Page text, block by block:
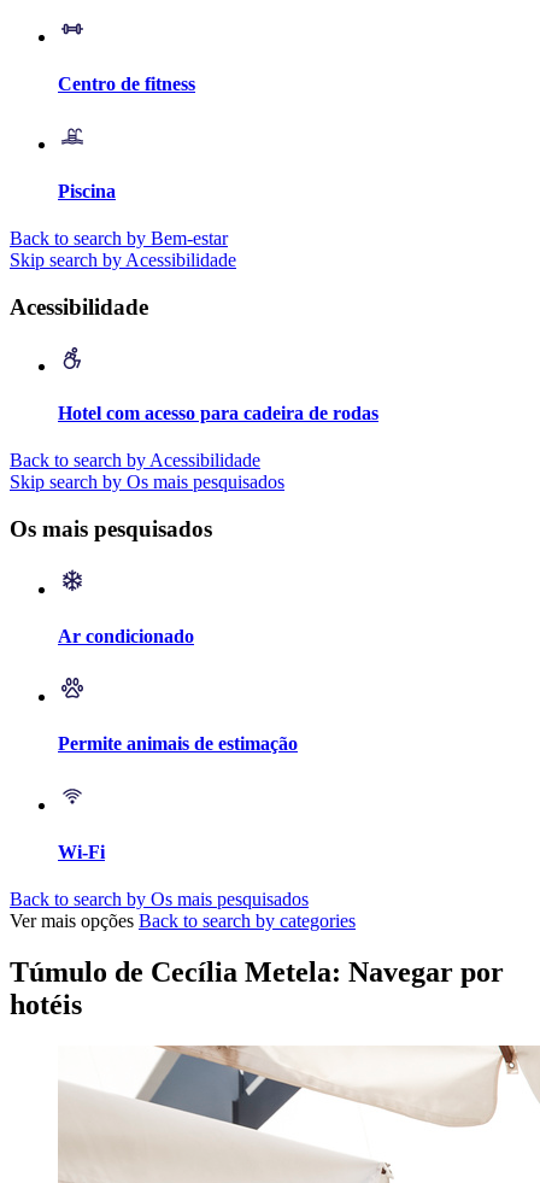
Centro de fitness
Piscina
Back to search by Bem-estar
Skip search by Acessibilidade
Acessibilidade
Hotel com acesso para cadeira de rodas
Back to search by Acessibilidade
Skip search by Os mais pesquisados
Os mais pesquisados
Ar condicionado
Permite animais de estimação
Wi-Fi
Back to search by Os mais pesquisados
Ver mais opções Back to search by categories
Túmulo de Cecília Metela: Navegar por
hotéis